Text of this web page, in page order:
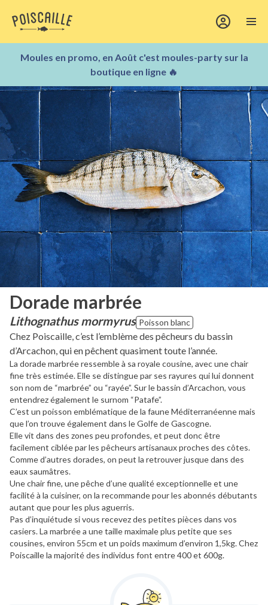
Moules en promo, en Août c'est moules-party sur la
boutique en ligne 🔥
Dorade marbrée
Lithognathus mormyrus Poisson blanc
Chez Poiscaille, c’est l’emblème des pêcheurs du bassin
d’Arcachon, qui en pêchent quasiment toute l’année.
La dorade marbrée ressemble à sa royale cousine, avec une chair
fine très estimée. Elle se distingue par ses rayures qui lui donnent
son nom de “marbrée” ou “rayée”. Sur le bassin d’Arcachon, vous
entendrez également le surnom “Patafe”.
C’est un poisson emblématique de la faune Méditerranéenne mais
que l’on trouve également dans le Golfe de Gascogne.
Elle vit dans des zones peu profondes, et peut donc être
facilement ciblée par les pêcheurs artisanaux proches des côtes.
Comme d’autres dorades, on peut la retrouver jusque dans des
eaux saumâtres.
Une chair fine, une pêche d’une qualité exceptionnelle et une
facilité à la cuisiner, on la recommande pour les abonnés débutants
autant que pour les plus aguerris.
Pas d’inquiétude si vous recevez des petites pièces dans vos
casiers. La marbrée a une taille maximale plus petite que ses
cousines, environ 55cm et un poids maximum d’environ 1,5kg. Chez
Poiscaille la majorité des individus font entre 400 et 600g.